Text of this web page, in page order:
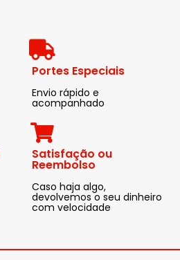
Portes Especiais
Envio rápido e
acompanhado
Satisfação ou
Reembolso
Caso haja algo,
devolvemos o seu dinheiro
com velocidade